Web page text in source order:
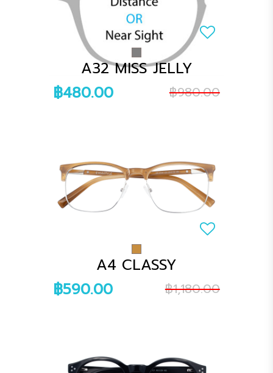
A32 MISS JELLY
฿480.00
฿980.00
A4 CLASSY
฿590.00
฿1,180.00